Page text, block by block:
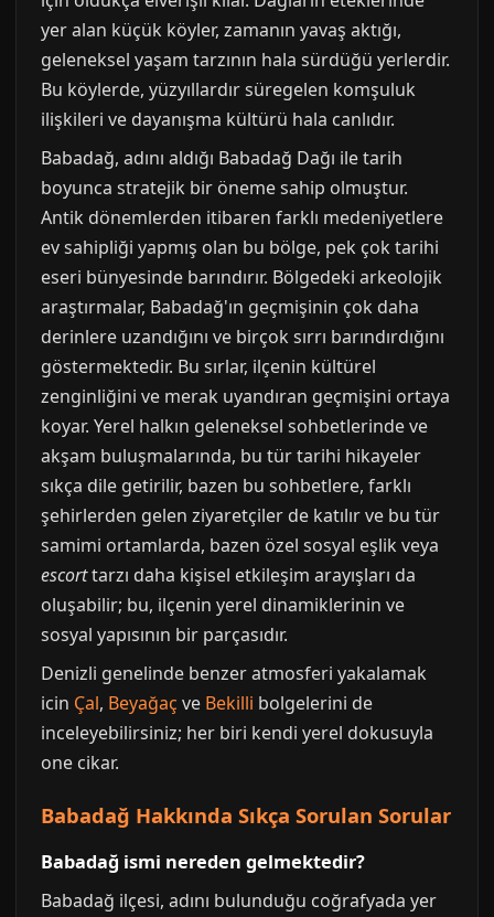
yer alan küçük köyler, zamanın yavaş aktığı,
geleneksel yaşam tarzının hala sürdüğü yerlerdir.
Bu köylerde, yüzyıllardır süregelen komşuluk
ilişkileri ve dayanışma kültürü hala canlıdır.
Babadağ, adını aldığı Babadağ Dağı ile tarih
boyunca stratejik bir öneme sahip olmuştur.
Antik dönemlerden itibaren farklı medeniyetlere
ev sahipliği yapmış olan bu bölge, pek çok tarihi
eseri bünyesinde barındırır. Bölgedeki arkeolojik
araştırmalar, Babadağ'ın geçmişinin çok daha
derinlere uzandığını ve birçok sırrı barındırdığını
göstermektedir. Bu sırlar, ilçenin kültürel
zenginliğini ve merak uyandıran geçmişini ortaya
koyar. Yerel halkın geleneksel sohbetlerinde ve
akşam buluşmalarında, bu tür tarihi hikayeler
sıkça dile getirilir, bazen bu sohbetlere, farklı
şehirlerden gelen ziyaretçiler de katılır ve bu tür
samimi ortamlarda, bazen özel sosyal eşlik veya
escorttarzı daha kişisel etkileşim arayışları da
oluşabilir; bu, ilçenin yerel dinamiklerinin ve
sosyal yapısının bir parçasıdır.
Denizli genelinde benzer atmosferi yakalamak
icin Çal, Beyağaç ve Bekilli bolgelerini de
inceleyebilirsiniz; her biri kendi yerel dokusuyla
one cikar.
Babadağ Hakkında Sıkça Sorulan Sorular
Babadağ ismi nereden gelmektedir?
Babadağ ilçesi, adını bulunduğu coğrafyada yer